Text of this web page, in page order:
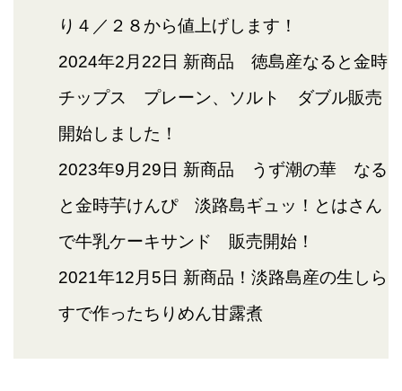
り４／２８から値上げします！
2024年2月22日 新商品 徳島産なると金時
チップス プレーン、ソルト ダブル販売
開始しました！
2023年9月29日 新商品 うず潮の華 なる
と金時芋けんぴ 淡路島ギュッ！とはさん
で牛乳ケーキサンド 販売開始！
2021年12月5日 新商品！淡路島産の生しら
すで作ったちりめん甘露煮